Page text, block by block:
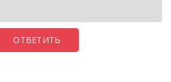
ОТВЕТИТЬ